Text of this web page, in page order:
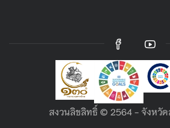
สงวนลิขลิทธิ์ © 2564 - จังหวั